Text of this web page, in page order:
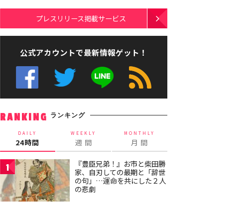
プレスリリース掲載サービス
公式アカウントで最新情報ゲット！
RANKING ランキング
DAILY
24時間
WEEKLY
週 間
MONTHLY
月 間
1
『豊臣兄弟！』お市と柴田勝
家、自刃しての最期と「辞世
の句」…運命を共にした２人
の悲劇